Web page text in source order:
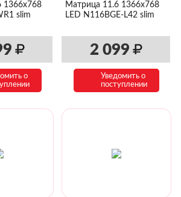
1366x768
slim
о
Матрица 11.6 1366x768
LED N116BGE-L42 slim
2 099
Уведомить о
поступлении